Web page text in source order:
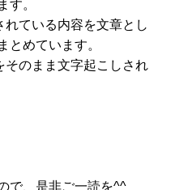
す。
ている内容を文章とし
とめています。
そのまま文字起こしされ
で、是非ご一読を^^